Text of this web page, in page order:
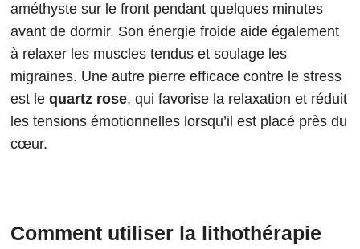
améthyste sur le front pendant quelques minutes
avant de dormir. Son énergie froide aide également
à relaxer les muscles tendus et soulage les
migraines. Une autre pierre efficace contre le stress
est le quartz rose, qui favorise la relaxation et réduit
les tensions émotionnelles lorsqu’il est placé près du
cœur.
Comment utiliser la lithothérapie